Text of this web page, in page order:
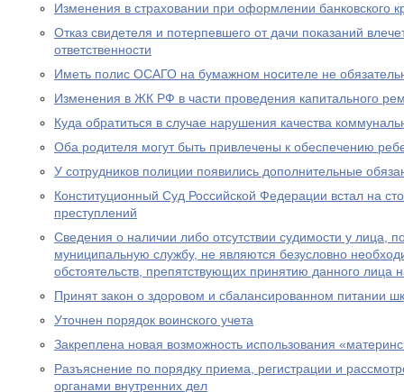
Изменения в страховании при оформлении банковского
Отказ свидетеля и потерпевшего от дачи показаний
ответственности
Иметь полис ОСАГО на бумажном носителе не
Изменения в ЖК РФ в части проведения капитального
Куда обратиться в случае нарушения качества
Оба родителя могут быть привлечены к обеспечению
У сотрудников полиции появились дополнительные
Конституционный Суд Российской Федерации встал на
преступлений
Сведения о наличии либо отсутствии судимости у лица,
муниципальную службу, не являются безусловно
обстоятельств, препятствующих принятию данного лица
Принят закон о здоровом и сбалансированном питании
Уточнен порядок воинского учета
Закреплена новая возможность использования
Разъяснение по порядку приема, регистрации и
органами внутренних дел